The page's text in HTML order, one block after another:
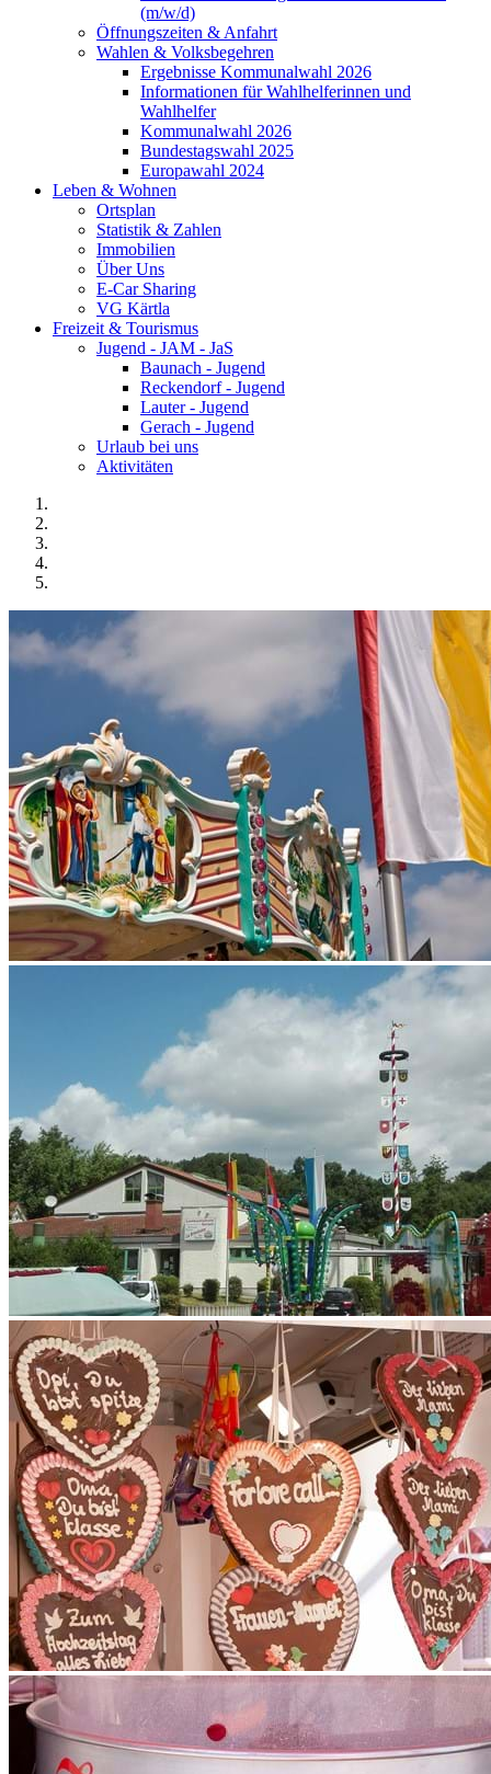
(m/w/d)
Öffnungszeiten & Anfahrt
Wahlen & Volksbegehren
Ergebnisse Kommunalwahl 2026
Informationen für Wahlhelferinnen und
Wahlhelfer
Kommunalwahl 2026
Bundestagswahl 2025
Europawahl 2024
Leben & Wohnen
Ortsplan
Statistik & Zahlen
Immobilien
Über Uns
E-Car Sharing
VG Kärtla
Freizeit & Tourismus
Jugend - JAM - JaS
Baunach - Jugend
Reckendorf - Jugend
Lauter - Jugend
Gerach - Jugend
Urlaub bei uns
Aktivitäten